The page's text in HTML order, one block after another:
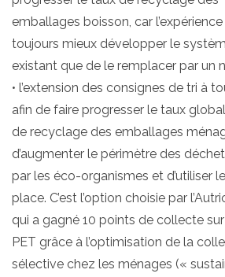
emballages boisson, car
toujours mieux développer le
existant que de le remplacer par un
• l’extension des consignes de tri à
afin de faire progresser le taux global
de recyclage des emballages
d’augmenter le périmètre des
par les éco-organismes et d’utiliser
place. C’est l’option choisie par
qui a gagné 10 points de collecte
PET grâce à l’optimisation de la
sélective chez les ménages («